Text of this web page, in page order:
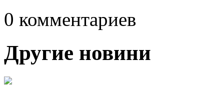
0 комментариев
Другие новини